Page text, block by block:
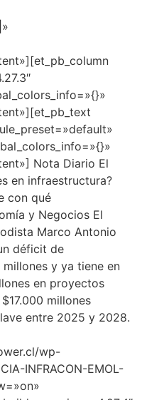
Nota Diario El
en infraestructura?
con qué
y Negocios El
Marco Antonio
déficit de
y ya tiene en
en proyectos
millones
entre 2025 y 2028.
wp-
INFRACON-EMOL-